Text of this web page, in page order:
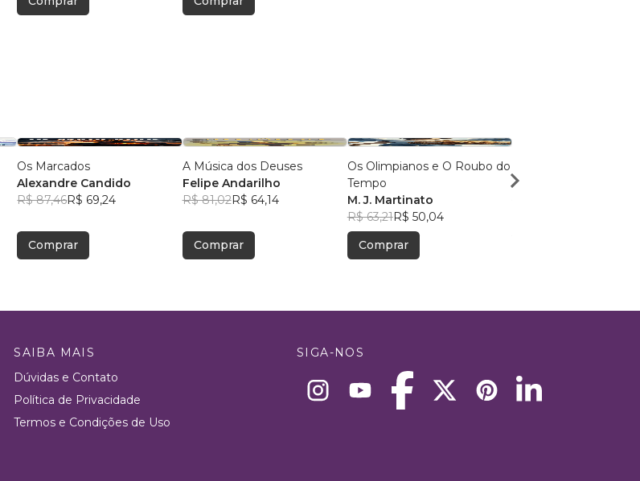
Os Marcados
Alexandre Candido
R$ 87,46R$ 69,24
Comprar
A Música dos Deuses
Felipe Andarilho
R$ 81,02R$ 64,14
Comprar
Os Olimpianos e O Roubo do
Tempo
M. J. Martinato
R$ 63,21R$ 50,04
Comprar
Any Caroline de
SAIBA MAIS
Dúvidas e Contato
Política de Privacidade
Termos e Condições de Uso
SIGA-NOS